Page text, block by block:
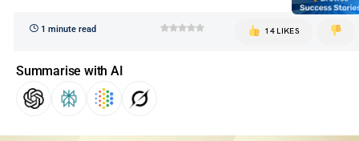
1 minute read 14 LIKES
Summarise with AI